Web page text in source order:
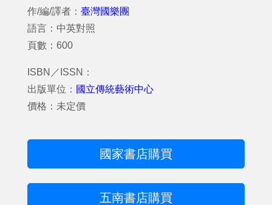
作/編/譯者： 臺灣國樂團
語言：中英對照
頁數：600
ISBN／ISSN：
出版單位： 國立傳統藝術中心
價格：未定價
國家書店購買
五南書店購買